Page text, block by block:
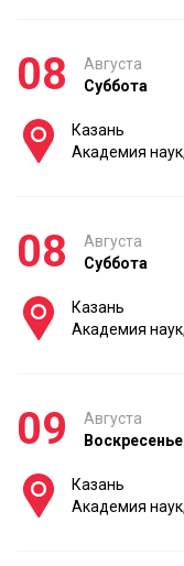
08
Августа
Суббота
Казань
Академия
08
Августа
Суббота
Казань
Академия
09
Августа
Воскресенье
Казань
Академия